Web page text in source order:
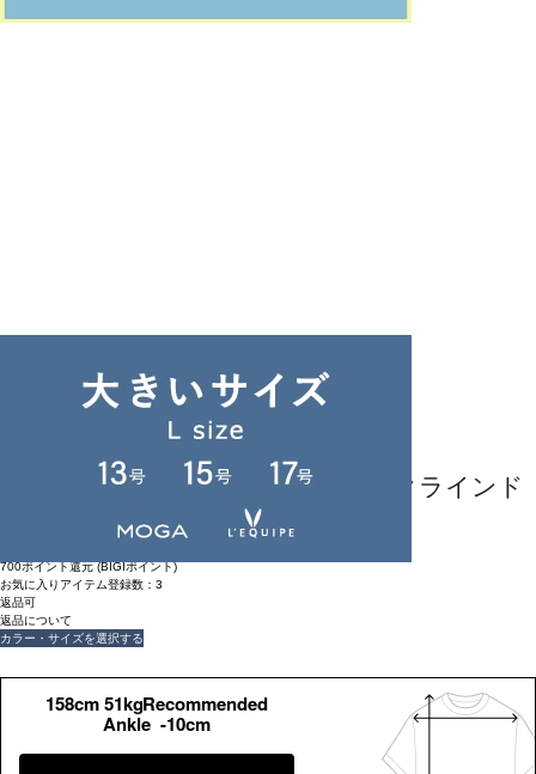
強撚ダブルクロススカラップネックラインド
700ポイント還元 (BIGIポイント)
お気に入りアイテム登録数： 3
返品可
返品について
カラー・サイズを選択する
158cm 51kgRecommended
Ankle -10cm